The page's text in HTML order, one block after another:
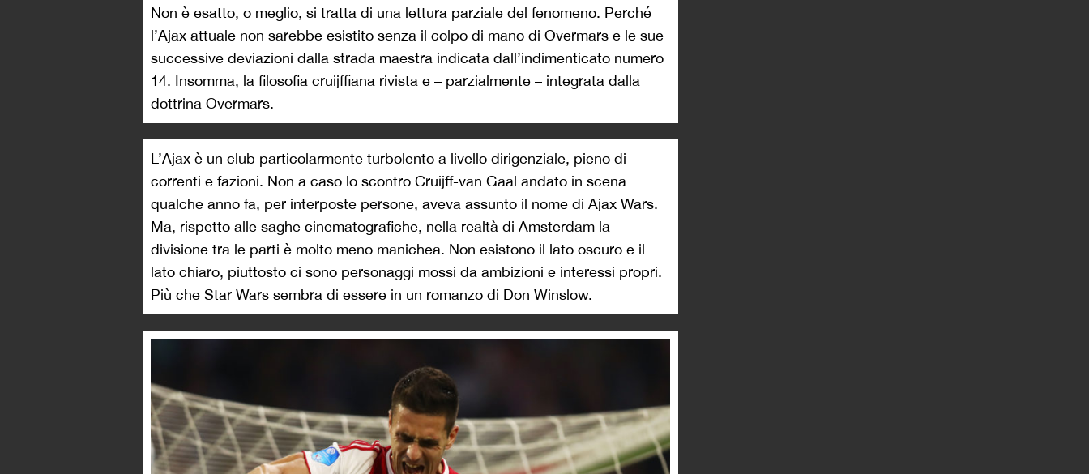
Non è esatto, o meglio, si tratta di una lettura parziale del fenomeno. Perché
l’Ajax attuale non sarebbe esistito senza il colpo di mano di Overmars e le sue
successive deviazioni dalla strada maestra indicata dall’indimenticato numero
14. Insomma, la filosofia cruijffiana rivista e – parzialmente – integrata dalla
dottrina Overmars.
L’Ajax è un club particolarmente turbolento a livello dirigenziale, pieno di
correnti e fazioni. Non a caso lo scontro Cruijff-van Gaal andato in scena
qualche anno fa, per interposte persone, aveva assunto il nome di Ajax Wars.
Ma, rispetto alle saghe cinematografiche, nella realtà di Amsterdam la
divisione tra le parti è molto meno manichea. Non esistono il lato oscuro e il
lato chiaro, piuttosto ci sono personaggi mossi da ambizioni e interessi propri.
Più che Star Wars sembra di essere in un romanzo di Don Winslow.